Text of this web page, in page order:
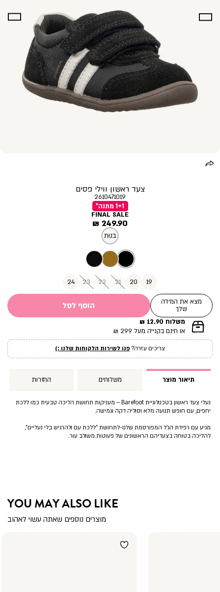
צעד ראשון ווילי פסים
2610471019
1+1 מתנה*
FINAL SALE
מחיר
מוצר
249.90 ₪
בנות
19
20
21
22
23
24
מצא את המידה
שלך
הוסף לסל
|
תומך
עמוד
מוצר
משלוח 12.90 ₪
או חינם בקנייה מעל 299 ₪
צריכים עזרה?פנו לשירות הלקוחות שלנו :)
תיאור מוצר משלוחים החזרות
נעלי צעד ראשון בטכנולוגיית Barefoot – מעניקות תחושת הליכה טבעית כמו ללכת
יחפים, עם חופש תנועה מלא וסוליה דקה וגמישה.
מגיע עם רפידת הג’ל המפורסמת שלנו-לתחושת ”ללכת עם ולהרגיש בלי נעליים”,
להליכה בטוחה בצעדיהם הראשונים של פעוטות.משולב עור.
YOU MAY ALSO LIKE
מוצרים נוספים שאתה עשוי לאהוב